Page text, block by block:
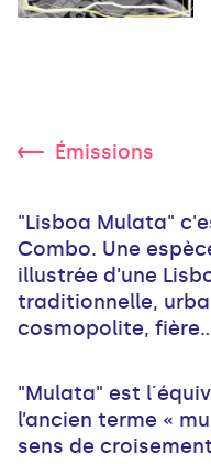
Émissions
"Lisboa Mulata"
Combo. Une
illustrée d'une
traditionnelle,
cosmopolite,
"Mulata" est
l’ancien terme «
sens de